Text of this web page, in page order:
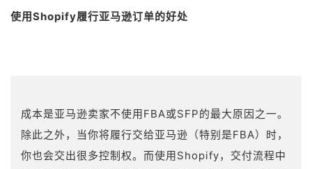
使用Shopify履行亚马逊订单的好处
成本是亚马逊卖家不使用FBA或SFP的最大原因之一。
除此之外，当你将履行交给亚马逊（特别是FBA）时，
你也会交出很多控制权。而使用Shopify，交付流程中